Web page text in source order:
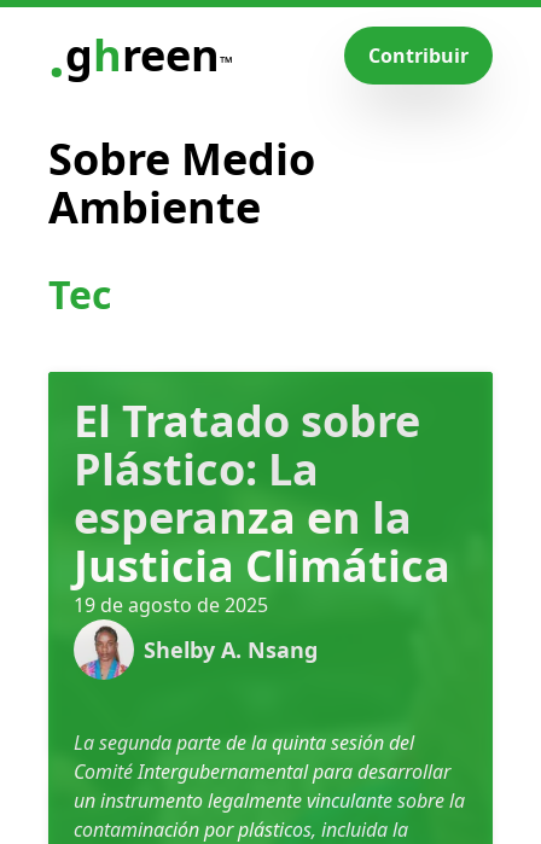
.ghreen™ Contribuir
Sobre Medio
Ambiente
Tecnologías
El Tratado sobre
Plástico: La
esperanza en la
Justicia Climática
19 de agosto de 2025
Shelby A. Nsang
La segunda parte de la quinta sesión del
Comité Intergubernamental para desarrollar
un instrumento legalmente vinculante sobre la
contaminación por plásticos, incluida la